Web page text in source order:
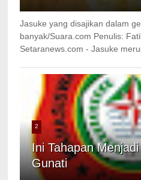
Jasuke yang disajikan dalam
banyak/Suara.com Penulis:
Setaranews.com - Jasuke
2
Ini Tahapan
Gunati